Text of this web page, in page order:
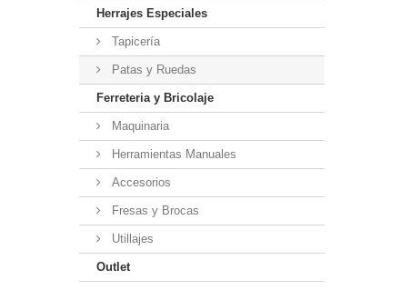
Herrajes Especiales
Tapicería
Patas y Ruedas
Ferreteria y Bricolaje
Maquinaria
Herramientas Manuales
Accesorios
Fresas y Brocas
Utillajes
Outlet